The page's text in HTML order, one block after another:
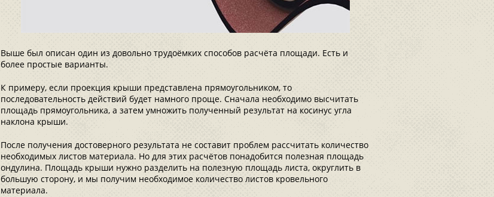
Выше был описан один из довольно трудоёмких способов расчёта площади. Есть и
более простые варианты.
К примеру, если проекция крыши представлена прямоугольником, то
последовательность действий будет намного проще. Сначала необходимо высчитать
площадь прямоугольника, а затем умножить полученный результат на косинус угла
наклона крыши.
После получения достоверного результата не составит проблем рассчитать количество
необходимых листов материала. Но для этих расчётов понадобится полезная площадь
ондулина. Площадь крыши нужно разделить на полезную площадь листа, округлить в
большую сторону, и мы получим необходимое количество листов кровельного
материала.